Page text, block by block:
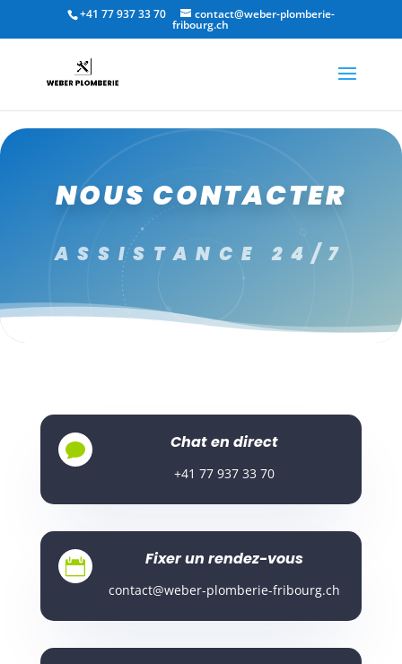
+41 77 937 33 70 contact@weber-plomberie-
fribourg.ch
NOUS CONTACTER
ASSISTANCE 24/7
 Chat en direct
+41 77 937 33 70
 Fixer un rendez-vous
contact@weber-plomberie-fribourg.ch